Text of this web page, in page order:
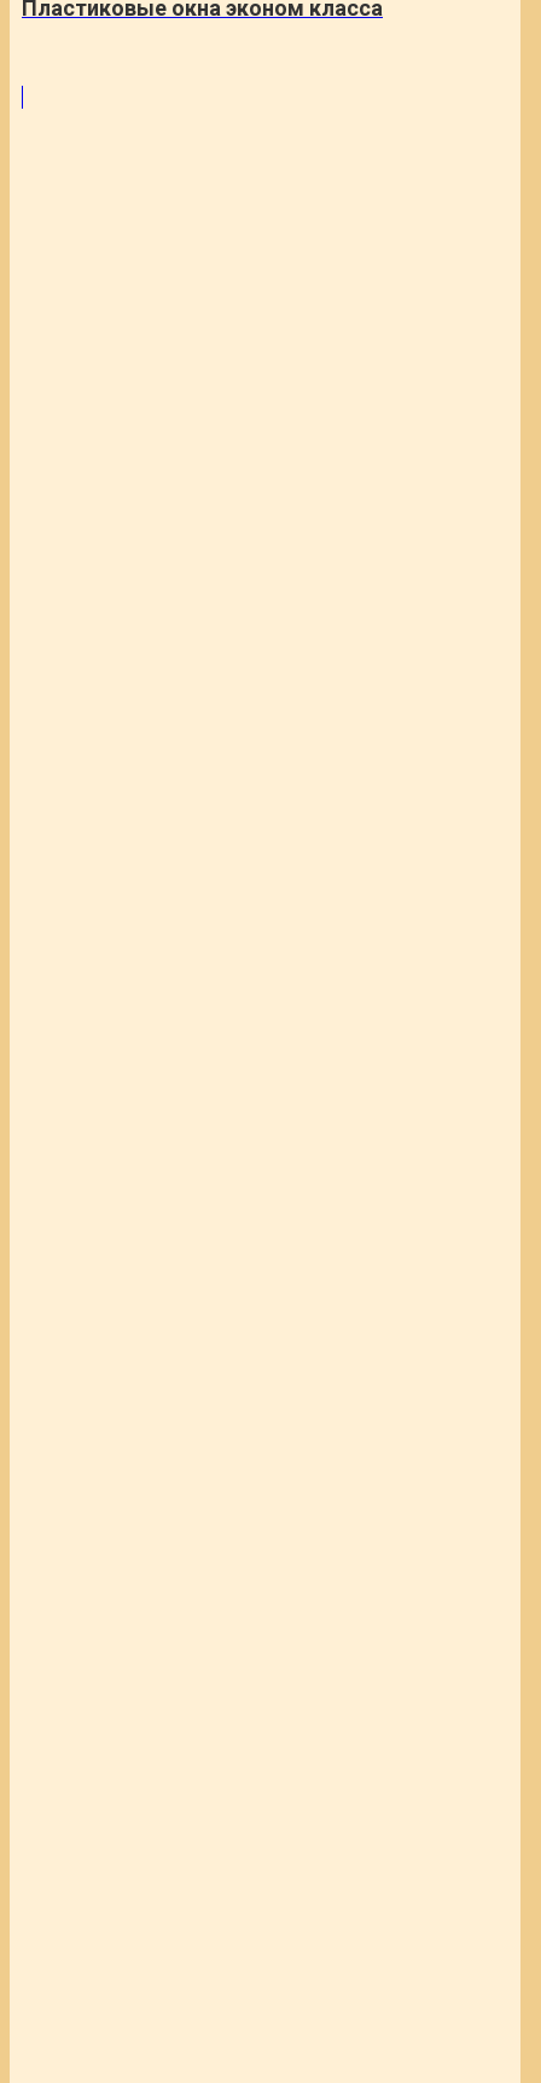
Пластиковые окна эконом класса